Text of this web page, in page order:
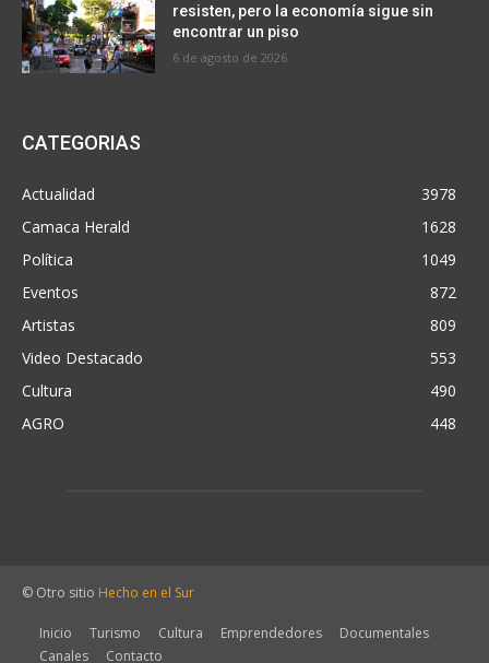
resisten, pero la economía sigue sin
encontrar un piso
6 de agosto de 2026
CATEGORIAS
Actualidad
3978
Camaca Herald
1628
Política
1049
Eventos
872
Artistas
809
Video Destacado
553
Cultura
490
AGRO
448
© Otro sitio Hecho en el Sur
Inicio Turismo Cultura Emprendedores
Documentales
Canales
Contacto